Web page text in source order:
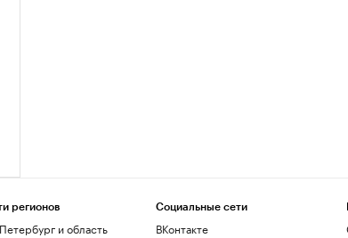
регионов
и область
Социальные сети
ВКонтакте